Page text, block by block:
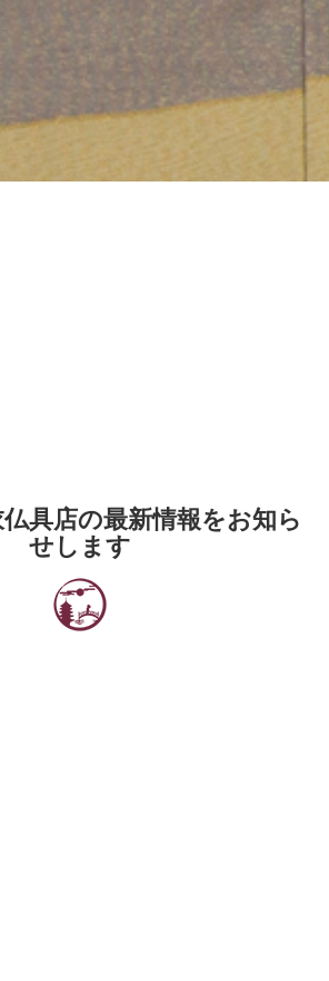
具店の最新情報をお知ら
せします